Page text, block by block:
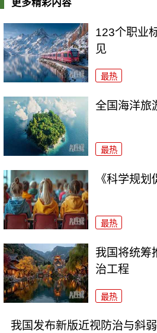
更多精彩内容
123个职业
见
最热
全国海洋旅
最热
《科学规
最热
我国将统筹
治工程
最热
我国发布新版近视防治与斜